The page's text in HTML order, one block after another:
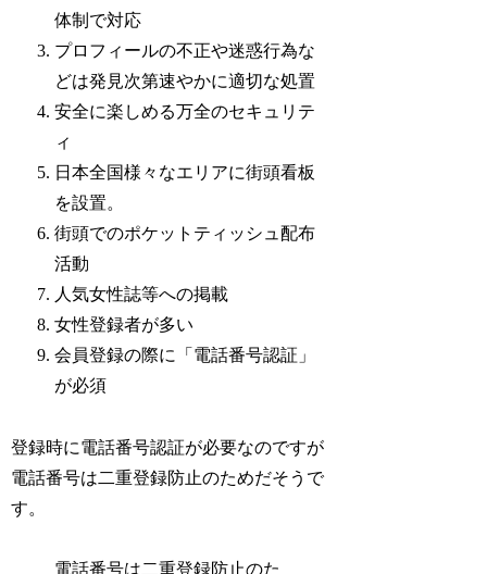
体制で対応
プロフィールの不正や迷惑行為な
どは発見次第速やかに適切な処置
安全に楽しめる万全のセキュリテ
ィ
日本全国様々なエリアに街頭看板
を設置。
街頭でのポケットティッシュ配布
活動
人気女性誌等への掲載
女性登録者が多い
会員登録の際に「電話番号認証」
が必須
登録時に電話番号認証が必要なのですが
電話番号は二重登録防止のためだそうで
す。
電話番号は二重登録防止のた